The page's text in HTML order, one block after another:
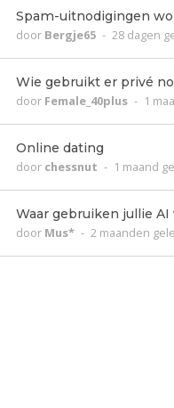
Spam-uitnodigingen
door Bergje65 - 28 dagen
Wie gebruikt er privé
door Female_40plus - 1
Online dating
door chessnut - 1 maand
Waar gebruiken jullie AI
door Mus* - 2 maanden